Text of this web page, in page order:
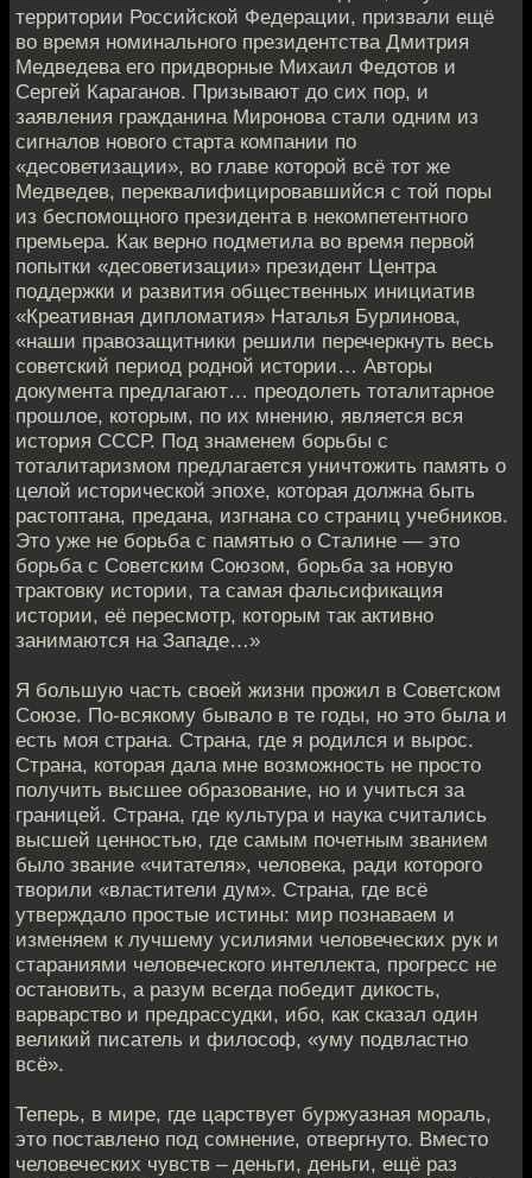
территории Российской Федерации, призвали ещё
во время номинального президентства Дмитрия
Медведева его придворные Михаил Федотов и
Сергей Караганов. Призывают до сих пор, и
заявления гражданина Миронова стали одним из
сигналов нового старта компании по
«десоветизации», во главе которой всё тот же
Медведев, переквалифицировавшийся с той поры
из беспомощного президента в некомпетентного
премьера. Как верно подметила во время первой
попытки «десоветизации» президент Центра
поддержки и развития общественных инициатив
«Креативная дипломатия» Наталья Бурлинова,
«наши правозащитники решили перечеркнуть весь
советский период родной истории… Авторы
документа предлагают… преодолеть тоталитарное
прошлое, которым, по их мнению, является вся
история СССР. Под знаменем борьбы с
тоталитаризмом предлагается уничтожить память о
целой исторической эпохе, которая должна быть
растоптана, предана, изгнана со страниц учебников.
Это уже не борьба с памятью о Сталине — это
борьба с Советским Союзом, борьба за новую
трактовку истории, та самая фальсификация
истории, её пересмотр, которым так активно
занимаются на Западе…»
Я большую часть своей жизни прожил в Советском
Союзе. По-всякому бывало в те годы, но это была и
есть моя страна. Страна, где я родился и вырос.
Страна, которая дала мне возможность не просто
получить высшее образование, но и учиться за
границей. Страна, где культура и наука считались
высшей ценностью, где самым почетным званием
было звание «читателя», человека, ради которого
творили «властители дум». Страна, где всё
утверждало простые истины: мир познаваем и
изменяем к лучшему усилиями человеческих рук и
стараниями человеческого интеллекта, прогресс не
остановить, а разум всегда победит дикость,
варварство и предрассудки, ибо, как сказал один
великий писатель и философ, «уму подвластно
всё».
Теперь, в мире, где царствует буржуазная мораль,
это поставлено под сомнение, отвергнуто. Вместо
человеческих чувств – деньги, деньги, ещё раз